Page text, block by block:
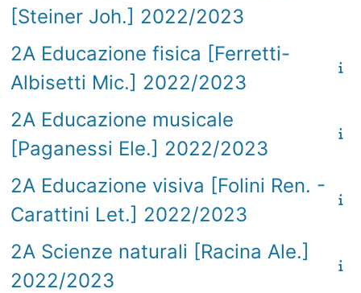
[Steiner Joh.] 2022/2023
2A Educazione fisica [Ferretti-
Albisetti Mic.] 2022/2023
2A Educazione musicale
[Paganessi Ele.] 2022/2023
2A Educazione visiva [Folini Ren. -
Carattini Let.] 2022/2023
2A Scienze naturali [Racina Ale.]
2022/2023